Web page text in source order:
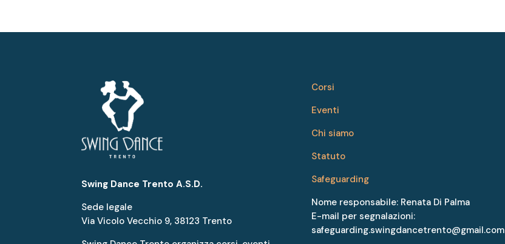
Swing Dance Trento A.S.D.
Sede legale
Via Vicolo Vecchio 9, 38123 Trento
Corsi
Eventi
Chi siamo
Statuto
Safeguarding
Nome responsabile: Renata Di Palma
E-mail per segnalazioni:
safeguarding.swingdancetrento@gmail.com